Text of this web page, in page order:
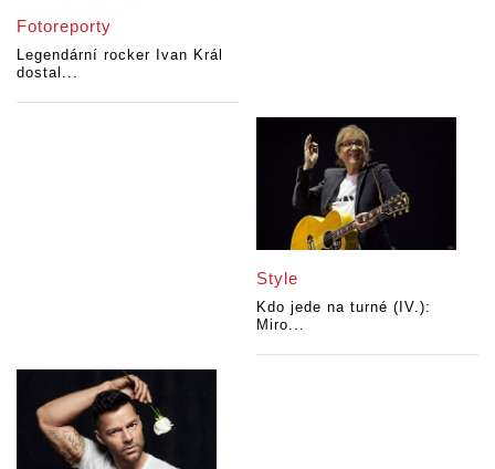
Fotoreporty
Legendární rocker Ivan Král
dostal...
Style
Kdo jede na turné (IV.):
Miro...